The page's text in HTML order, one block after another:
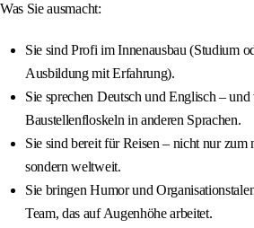
Was Sie ausmacht:
Sie sind Profi im Innenausbau (Studium
Ausbildung mit Erfahrung).
Sie sprechen Deutsch und Englisch –
Baustellenfloskeln in anderen Sprachen.
Sie sind bereit für Reisen – nicht nur zum
sondern weltweit.
Sie bringen Humor und
Team, das auf Augenhöhe arbeitet.